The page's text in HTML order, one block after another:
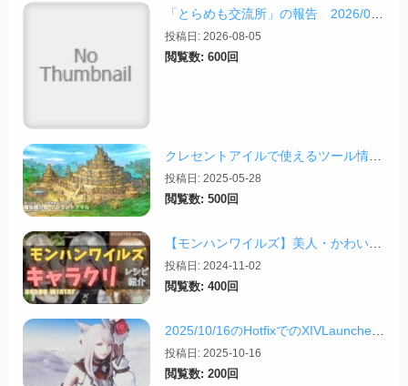
投稿日: 2026-08-05
閲覧数: 600回
投稿日: 2025-05-28
閲覧数: 500回
投稿日: 2024-11-02
閲覧数: 400回
2025/10/16のHotfixでのXIVLauncherなどツールの話
投稿日: 2025-10-16
閲覧数: 200回